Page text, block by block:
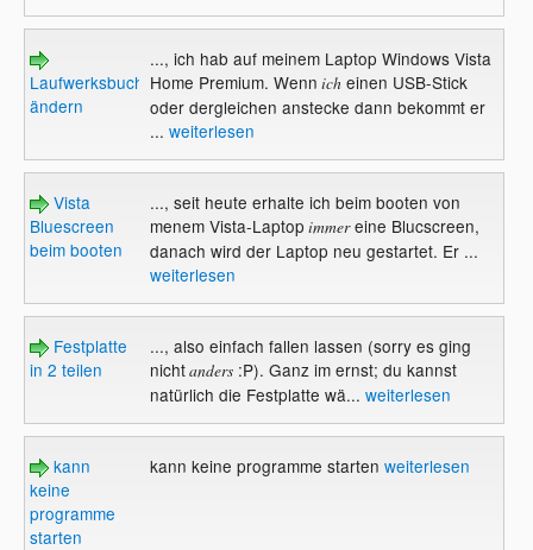
Laufwerksbuchstabe
ändern
..., ich hab auf meinem Laptop Windows Vista
Home Premium. Wenn icheinen USB-Stick
oder dergleichen anstecke dann bekommt er
... weiterlesen
Vista
Bluescreen
beim booten
..., seit heute erhalte ich beim booten von
menem Vista-Laptop immereine Blucscreen,
danach wird der Laptop neu gestartet. Er ...
weiterlesen
Festplatte
in 2 teilen
..., also einfach fallen lassen (sorry es ging
nichtanders:P). Ganz im ernst; du kannst
natürlich die Festplatte wä... weiterlesen
kann
keine
programme
starten
kann keine programme starten weiterlesen